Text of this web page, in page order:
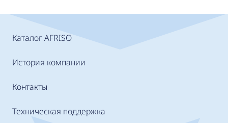
Каталог AFRISO
История компании
Контакты
Техническая поддержка